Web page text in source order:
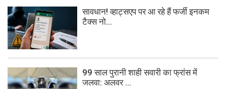
सावधान! व्हाट्सएप पर आ रहे हैं फर्जी इनकम
टैक्स नो...
99 साल पुरानी शाही सवारी का फ्रांस में
जलवा: अलवर ...